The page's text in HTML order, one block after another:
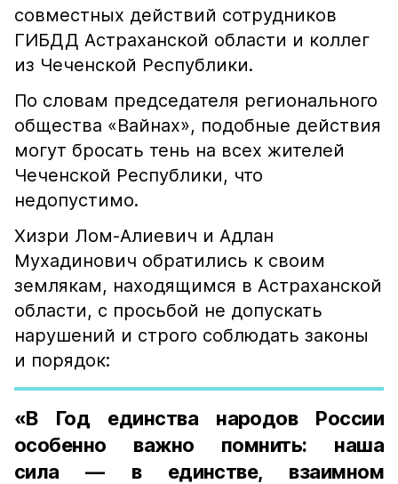
совместных действий сотрудников
ГИБДД Астраханской области и коллег
из Чеченской Республики.
По словам председателя регионального
общества «Вайнах», подобные действия
могут бросать тень на всех жителей
Чеченской Республики, что
недопустимо.
Хизри Лом-Алиевич и Адлан
Мухадинович обратились к своим
землякам, находящимся в Астраханской
области, с просьбой не допускать
нарушений и строго соблюдать законы
и порядок:
«В Год единства народов России
особенно важно помнить: наша
сила — в единстве, взаимном